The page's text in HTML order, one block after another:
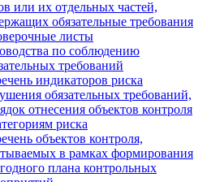
или их отдельных частей,
обязательные требования
листы
по соблюдению
требований
индикаторов риска
обязательных требований,
отнесения объектов контроля
риска
объектов контроля,
в рамках формирования
плана контрольных